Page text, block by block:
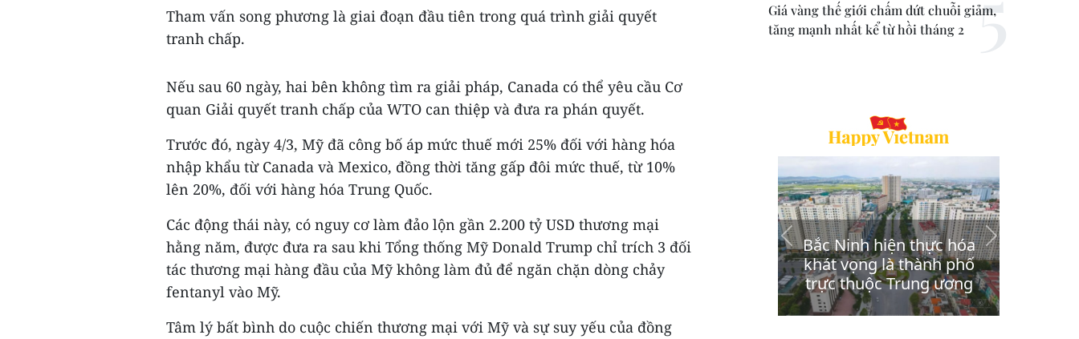
Tham vấn song phương là giai đoạn đầu tiên trong quá trình giải quyết
tranh chấp.
Nếu sau 60 ngày, hai bên không tìm ra giải pháp, Canada có thể yêu cầu Cơ
quan Giải quyết tranh chấp của WTO can thiệp và đưa ra phán quyết.
Trước đó, ngày 4/3, Mỹ đã công bố áp mức thuế mới 25% đối với hàng hóa
nhập khẩu từ Canada và Mexico, đồng thời tăng gấp đôi mức thuế, từ 10%
lên 20%, đối với hàng hóa Trung Quốc.
Các động thái này, có nguy cơ làm đảo lộn gần 2.200 tỷ USD thương mại
hằng năm, được đưa ra sau khi Tổng thống Mỹ Donald Trump chỉ trích 3 đối
tác thương mại hàng đầu của Mỹ không làm đủ để ngăn chặn dòng chảy
fentanyl vào Mỹ.
Tâm lý bất bình do cuộc chiến thương mại với Mỹ và sự suy yếu của đồng
Giá vàng thế giới chấm dứt chuỗi giảm,
tăng mạnh nhất kể từ hồi tháng 2